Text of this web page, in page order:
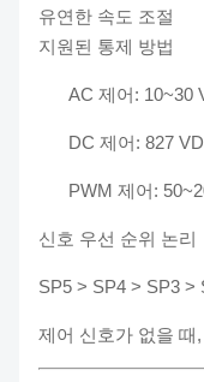
유연한 속도 조절
지원된 통제 방법
AC 제어: 10~30
DC 제어: 827
PWM 제어:
신호 우선 순위 논리
SP5 > SP4 > SP3 >
제어 신호가 없을 때